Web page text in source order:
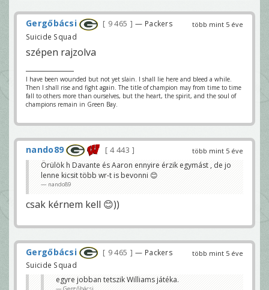
több mint 5 éve
Gergőbácsi 9 465
— Packers
Suicide Squad
szépen rajzolva
I have been wounded but not yet slain. I shall lie here and bleed a while.
Then I shall rise and fight again. The title of champion may from time to time
fall to others more than ourselves, but the heart, the spirit, and the soul of
champions remain in Green Bay.
több mint 5 éve
nando89
4 443
Örülök h Davante és Aaron ennyire érzik egymást , de jo
lenne kicsit több wr-t is bevonni 😊
nando89
csak kérnem kell 😊))
több mint 5 éve
Gergőbácsi 9 465
— Packers
Suicide Squad
egyre jobban tetszik Williams játéka.